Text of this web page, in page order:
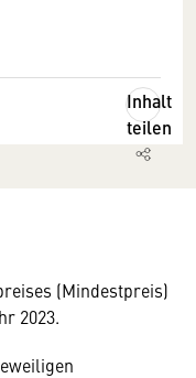
Inhalt
teilen
(Mindestpreis)
2023.